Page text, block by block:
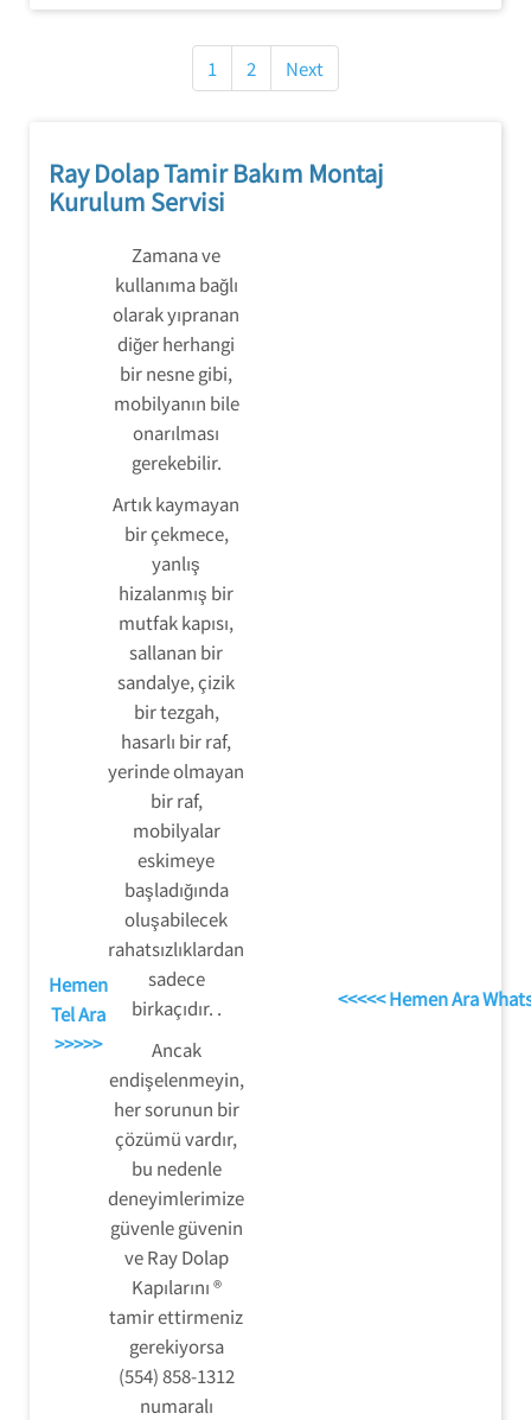
1 2 Next
Ray Dolap Tamir Bakım Montaj
Kurulum Servisi
Hemen
Tel Ara
>>>>>
Zamana ve
kullanıma bağlı
olarak yıpranan
diğer herhangi
bir nesne gibi,
mobilyanın bile
onarılması
gerekebilir.
Artık kaymayan
bir çekmece,
yanlış
hizalanmış bir
mutfak kapısı,
sallanan bir
sandalye, çizik
bir tezgah,
hasarlı bir raf,
yerinde olmayan
bir raf,
mobilyalar
eskimeye
başladığında
oluşabilecek
rahatsızlıklardan
sadece
birkaçıdır. .
Ancak
endişelenmeyin,
her sorunun bir
çözümü vardır,
bu nedenle
deneyimlerimize
güvenle güvenin
ve Ray Dolap
Kapılarını ®
tamir ettirmeniz
gerekiyorsa
(554) 858-1312
numaralı
<<<<< Hemen Ara